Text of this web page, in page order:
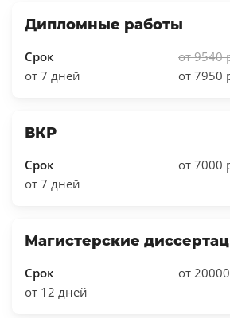
Дипломные работы
Срок
от 7 дней
от 9540
от 7950
ВКР
Срок
от 7 дней
от 7000
Магистерские
Срок
от 12 дней
от